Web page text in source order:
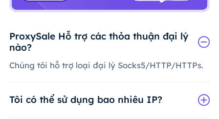
ProxySale Hỗ trợ các thỏa thuận đại lý
nào?
Chúng tôi hỗ trợ loại đại lý Socks5/HTTP/HTTPs.
Tôi có thể sử dụng bao nhiêu IP?